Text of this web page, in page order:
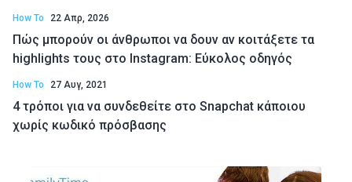
How To 22 Απρ, 2026
Πώς μπορούν οι άνθρωποι να δουν αν κοιτάξετε τα
highlights τους στο Instagram: Εύκολος οδηγός
How To 27 Αυγ, 2021
4 τρόποι για να συνδεθείτε στο Snapchat κάποιου
χωρίς κωδικό πρόσβασης